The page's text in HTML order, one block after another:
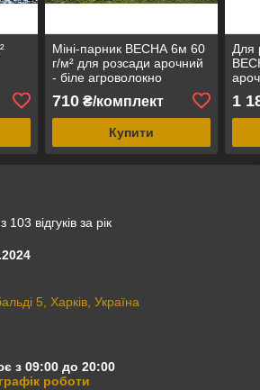
Міні-парник ВЕСНА 6м 60
г/м² для розсади арочний
- біле агроволокно
710₴/комплект
Купити
Для
1
відгуків за рік
5, Харків, Україна
з 09:00 до 20:00
роботи